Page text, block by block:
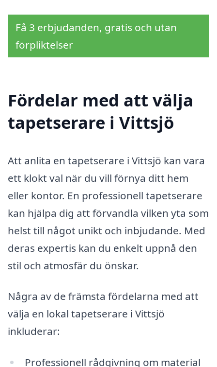
Få 3 erbjudanden, gratis och utan
förpliktelser
Fördelar med att välja
tapetserare i Vittsjö
Att anlita en tapetserare i Vittsjö kan vara
ett klokt val när du vill förnya ditt hem
eller kontor. En professionell tapetserare
kan hjälpa dig att förvandla vilken yta som
helst till något unikt och inbjudande. Med
deras expertis kan du enkelt uppnå den
stil och atmosfär du önskar.
Några av de främsta fördelarna med att
välja en lokal tapetserare i Vittsjö
inkluderar:
Professionell rådgivning om material